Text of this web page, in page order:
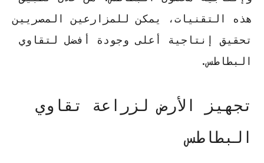
هذه التقنيات، يمكن للمزارعين المصريين
تحقيق إنتاجية أعلى وجودة أفضل لتقاوي
البطاطس.
تجهيز الأرض لزراعة تقاوي
البطاطس